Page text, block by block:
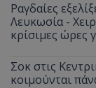
Ραγδαίες
Λευκωσία -
κρίσιμες ώρες
Σοκ στις
κοιμούνται